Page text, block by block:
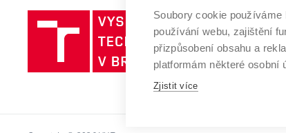
Vysoké
učení
technické
v
Soubory cookie
používání webu, zajištění
přizpůsobení obsahu a
platformám některé osobní
Zjistit více